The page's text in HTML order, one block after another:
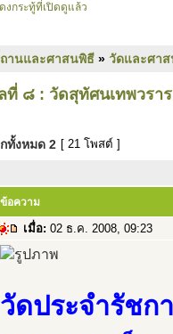
งกระทู้ที่เปิดดูแล้ว
านและศาสนพิธี » วัดและศา
ที่ ๘ : วัดสุทัศนเทพวรา
ทั้งหมด 2 [ 21 โพสต์ ]
ข้อความ
เมื่อ: 02 ธ.ค. 2008, 09:23
วัดประจำรัชก